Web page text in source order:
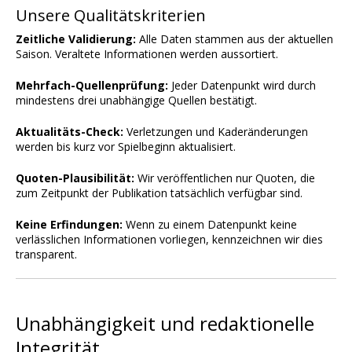
Unsere Qualitätskriterien
Zeitliche Validierung: Alle Daten stammen aus der aktuellen
Saison. Veraltete Informationen werden aussortiert.
Mehrfach-Quellenprüfung: Jeder Datenpunkt wird durch
mindestens drei unabhängige Quellen bestätigt.
Aktualitäts-Check: Verletzungen und Kaderänderungen
werden bis kurz vor Spielbeginn aktualisiert.
Quoten-Plausibilität: Wir veröffentlichen nur Quoten, die
zum Zeitpunkt der Publikation tatsächlich verfügbar sind.
Keine Erfindungen: Wenn zu einem Datenpunkt keine
verlässlichen Informationen vorliegen, kennzeichnen wir dies
transparent.
Unabhängigkeit und redaktionelle